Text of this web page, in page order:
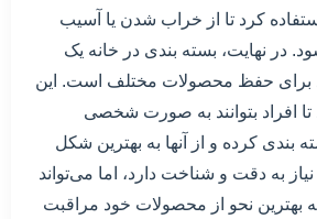
کرد تا از خراب شدن یا آسیب
در نهایت، بسته بندی در خانه یک
برای حفظ محصولات مختلف است. این
افراد بتوانند به صورت شخصی
بندی کرده و از آنها به بهترین شکل
به دقت و شناخت دارد، اما می‌تواند
بهترین نحو از محصولات خود مراقبت